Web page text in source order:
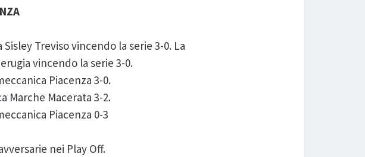
Treviso vincendo la serie 3-0. La
vincendo la serie 3-0.
Piacenza 3-0.
Marche Macerata 3-2.
Piacenza 0-3
nei Play Off.